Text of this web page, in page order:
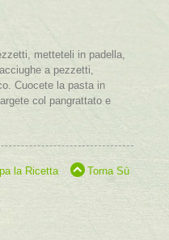
metteteli in padella,
a pezzetti,
Cuocete la pasta in
col pangrattato e
Torna Sù
la Ricetta